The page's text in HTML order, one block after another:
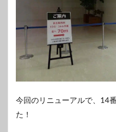
今回のリニューアルで、14
た！